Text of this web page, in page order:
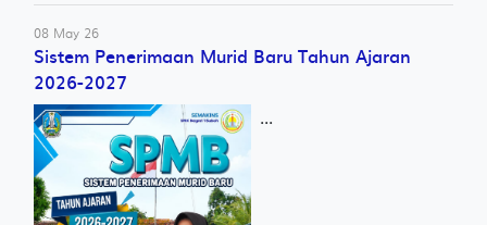
08 May 26
Sistem Penerimaan Murid Baru Tahun Ajaran
2026-2027
...